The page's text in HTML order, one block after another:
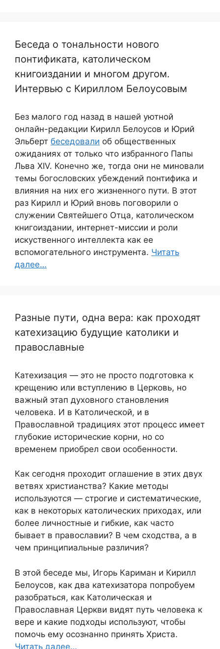
Беседа о тональности нового
понтификата, католическом
книгоиздании и многом другом.
Интервью с Кириллом Белоусовым
Без малого год назад в нашей уютной
онлайн-редакции Кирилл Белоусов и Юрий
Эльберт беседовали об общественных
ожиданиях от только что избранного Папы
Льва XIV. Конечно же, тогда они не миновали
темы богословских убеждений понтифика и
влияния на них его жизненного пути. В этот
раз Кирилл и Юрий вновь поговорили о
служении Святейшего Отца, католическом
книгоиздании, интернет-миссии и роли
искуственного интеллекта как ее
вспомогательного инструмента. Читать
далее…
Разные пути, одна вера: как проходят
катехизацию будущие католики и
православные
Катехизация — это не просто подготовка к
крещению или вступлению в Церковь, но
важный этап духовного становления
человека. И в Католической, и в
Православной традициях этот процесс имеет
глубокие исторические корни, но со
временем приобрел свои особенности.
Как сегодня проходит оглашение в этих двух
ветвях христианства? Какие методы
используются — строгие и систематические,
как в некоторых католических приходах, или
более личностные и гибкие, как часто
бывает в православии? В чем сходства, а в
чем принципиальные различия?
В этой беседе мы, Игорь Кариман и Кирилл
Белоусов, как два катехизатора попробуем
разобраться, как Католическая и
Православная Церкви видят путь человека к
вере и какие подходы используют, чтобы
помочь ему осознанно принять Христа.
Читать далее…